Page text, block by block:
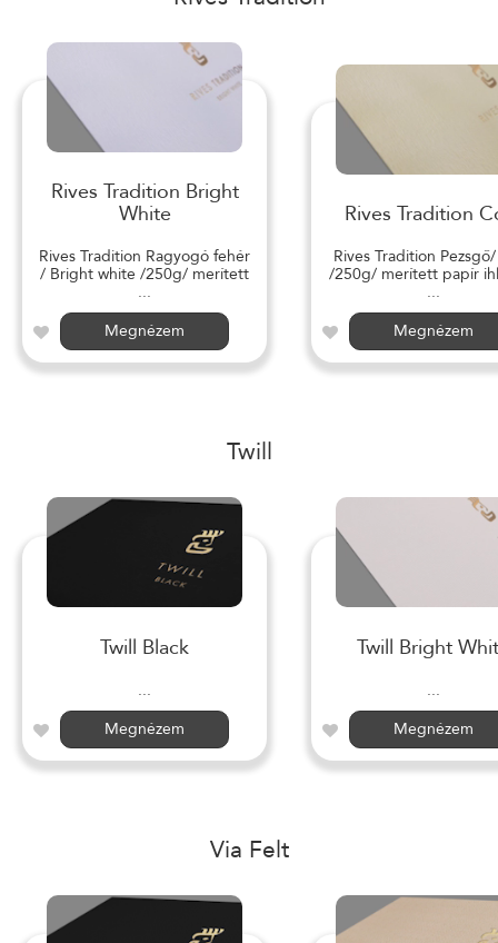
Rives Tradition Bright
White
Rives Tradition Ragyogó fehér
/ Bright white /250g/ merített
...
Megnézem
Rives Tradition
Rives Tradition
/250g/ merített papír
...
Megnézem
Twill
Twill Black
...
Megnézem
Twill Bright
...
Megnézem
Via Felt